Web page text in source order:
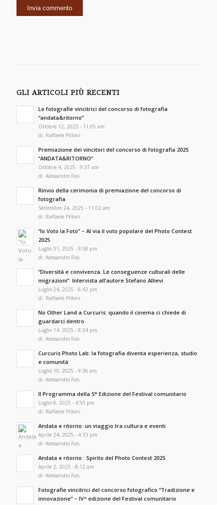
GLI ARTICOLI PIÙ RECENTI
Le fotografie vincitrici del concorso di fotografia
“andata&ritorno”
Ottobre 12, 2025 - 11:05 am
di: Raffaele Pilloni
Premiazione dei vincitori del concorso di fotografia 2025
“ANDATA&RITORNO”
Ottobre 4, 2025 - 9:37 am
di: Alessandro Fois
Rinvio della cerimonia di premiazione del concorso di
fotografia
Settembre 24, 2025 - 11:02 am
di: Raffaele Pilloni
“Io Voto la Foto” – Al via il voto popolare del Photo Contest
2025
Luglio 31, 2025 - 9:58 pm
di: Alessandro Fois
“Diversità e convivenza. Le conseguenze culturali delle
migrazioni”. Intervista all’autore Stefano Allievi
Luglio 24, 2025 - 6:42 pm
di: Raffaele Pilloni
No Other Land a Curcuris: quando il cinema ci chiede di
guardarci dentro
Luglio 14, 2025 - 8:34 pm
di: Alessandro Fois
Curcuris Photo Lab: la fotografia diventa esperienza, studio
e comunità
Luglio 10, 2025 - 9:36 am
di: Alessandro Fois
Il Programma della 5° Edizione del Festival comunitario
Luglio 8, 2025 - 4:50 pm
di: Raffaele Pilloni
Andata e ritorno: un viaggio tra cultura e eventi
Aprile 24, 2025 - 4:33 pm
di: Alessandro Fois
Andata e ritorno : Spirito del Photo Contest 2025
Aprile 2, 2025 - 8:12 am
di: Alessandro Fois
Fotografie vincitrici del concorso fotografico “Tradizione e
innovazione” – IV^ edizione del Festival comunitario